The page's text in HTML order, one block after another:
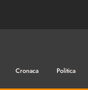
Cronaca Politica